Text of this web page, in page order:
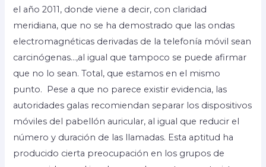
el año 2011, donde viene a decir, con claridad
meridiana, que no se ha demostrado que las ondas
electromagnéticas derivadas de la telefonía móvil sean
carcinógenas…,al igual que tampoco se puede afirmar
que no lo sean. Total, que estamos en el mismo
punto. Pese a que no parece existir evidencia, las
autoridades galas recomiendan separar los dispositivos
móviles del pabellón auricular, al igual que reducir el
número y duración de las llamadas. Esta aptitud ha
producido cierta preocupación en los grupos de